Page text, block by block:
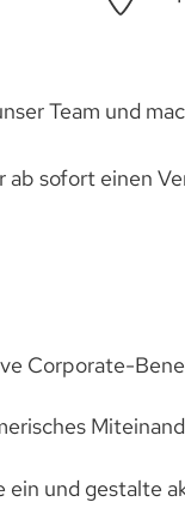
Team und
ab sofort
Corporate-
ein und gestalte